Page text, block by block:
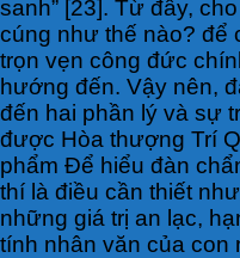
sanh” [23]. Từ đây,
cúng như thế nào? để
trọn vẹn công đức
hướng đến. Vậy nên,
đến hai phần lý và sự
được Hòa thượng Trí
phẩm Để hiểu đàn
thí là điều cần thiết
những giá trị an lạc,
tính nhân văn của con